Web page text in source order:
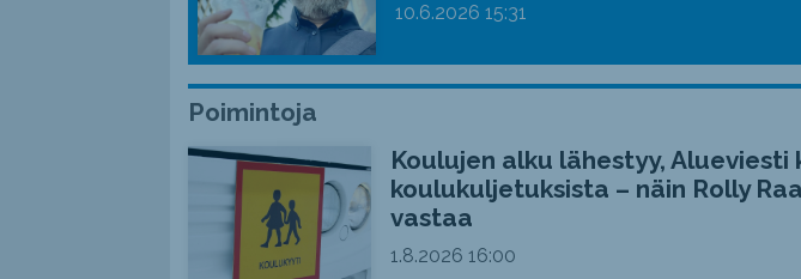
10.6.2026 15:31
Poimintoja
Koulujen alku lähestyy, Alueviesti
koulukuljetuksista – näin Rolly
vastaa
1.8.2026 16:00